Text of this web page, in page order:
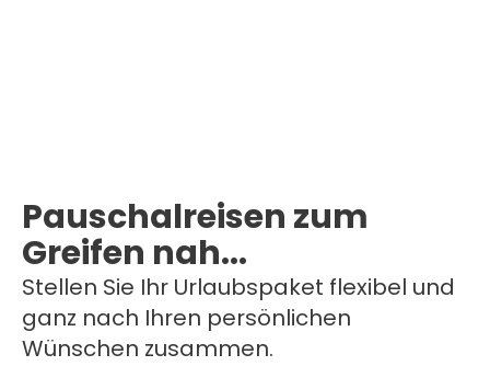
Pauschalreisen zum
Greifen nah...
Stellen Sie Ihr Urlaubspaket flexibel und
ganz nach Ihren persönlichen
Wünschen zusammen.